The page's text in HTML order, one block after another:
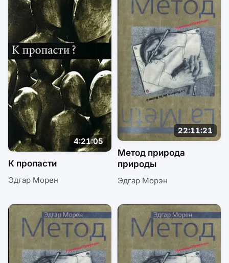
4:21:05
К пропасти
Эдгар Морен
22:11:21
Метод природа
природы
Эдгар Морэн